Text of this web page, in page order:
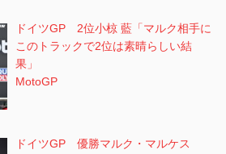
ドイツGP 2位小椋 藍「マルク相手に
このトラックで2位は素晴らしい結
果」
MotoGP
ドイツGP 優勝マルク・マルケス